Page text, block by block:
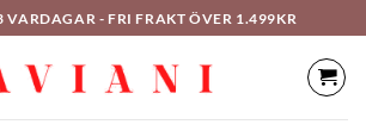
VARDAGAR - FRI FRAKT ÖVER 1.499KR